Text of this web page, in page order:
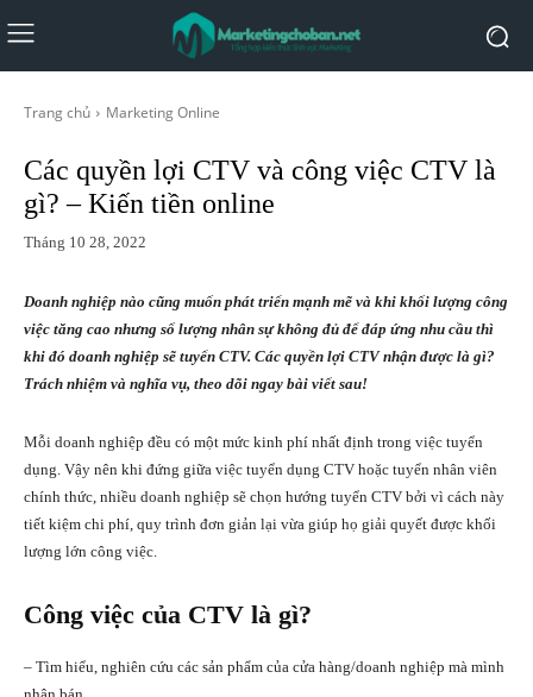
Trang chủ Marketing Online
Các quyền lợi CTV và công việc CTV là
gì? – Kiến tiền online
Tháng 10 28, 2022
Doanh nghiệp nào cũng muốn phát triển mạnh mẽ và khi khối lượng công
việc tăng cao nhưng số lượng nhân sự không đủ để đáp ứng nhu cầu thì
khi đó doanh nghiệp sẽ tuyển CTV. Các quyền lợi CTV nhận được là gì?
Trách nhiệm và nghĩa vụ, theo dõi ngay bài viết sau!
Mỗi doanh nghiệp đều có một mức kinh phí nhất định trong việc tuyển
dụng. Vậy nên khi đứng giữa việc tuyển dụng CTV hoặc tuyển nhân viên
chính thức, nhiều doanh nghiệp sẽ chọn hướng tuyển CTV bởi vì cách này
tiết kiệm chi phí, quy trình đơn giản lại vừa giúp họ giải quyết được khối
lượng lớn công việc.
Công việc của CTV là gì?
– Tìm hiểu, nghiên cứu các sản phẩm của cửa hàng/doanh nghiệp mà mình